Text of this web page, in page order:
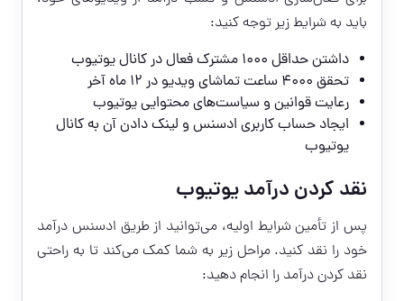
باید به شرایط زیر توجه کنید:
داشتن حداقل ۱۰۰۰ مشترك فعال در کانال یوتیوب
تحقق ۴۰۰۰ ساعت تماشای ویدیو در ۱۲ ماه آخر
رعایت قوانين و سياست‌های محتوایی یوتیوب
ایجاد حساب کاربری ادسنس و لینک دادن آن به کانال
یوتیوب
نقد کردن درآمد یوتیوب
پس از تأمین شرایط اولیه، می‌توانید از طریق ادسنس درآمد
خود را نقد کنید. مراحل زیر به شما کمک می‌کند تا به راحتی
نقد کردن درآمد را انجام دهید: